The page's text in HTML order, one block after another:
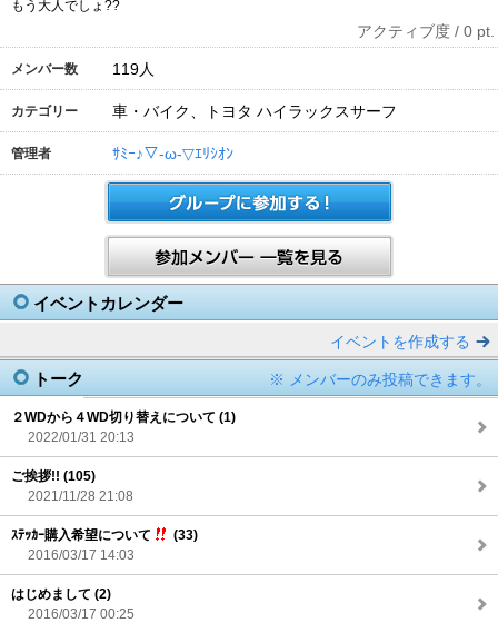
もう大人でしょ??
アクティブ度 / 0 pt.
メンバー数 119人
カテゴリー 車・バイク、トヨタ ハイラックスサーフ
管理者 ｻﾐｰ♪▽-ω-▽ｴﾘｼｵﾝ
イベントカレンダー
イベントを作成する
※ メンバーのみ投稿できます。
トーク
２WDから４WD切り替えについて (1)
2022/01/31 20:13
ご挨拶!! (105)
2021/11/28 21:08
ｽﾃｯｶｰ購入希望について
(33)
2016/03/17 14:03
はじめまして (2)
2016/03/17 00:25